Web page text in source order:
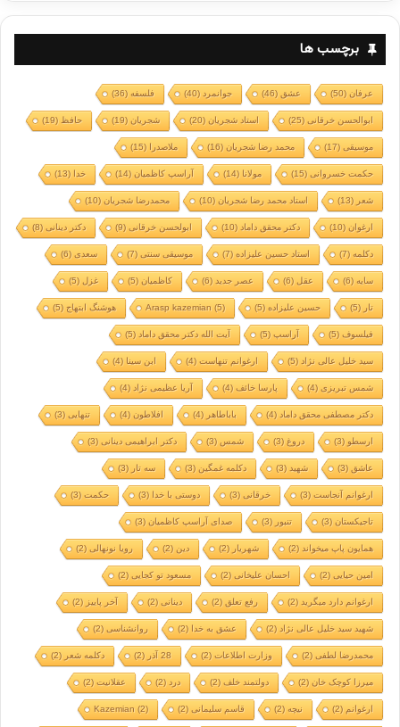
برچسب ها
عرفان(50) عشق(46) جوانمرد(40) فلسفه(36)
ابوالحسن خرقانی(25) استاد شجریان(20) شجریان(19) حافظ(19)
موسیقی(17) محمد رضا شجریان(16) ملاصدرا (15)
حکمت خسروانی(15) مولانا (14) آراسپ کاظمیان(14) خدا (13)
شعر (13) استاد محمد رضا شجریان(10) محمدرضا شجریان(10)
ارغوان(10) دکتر محقق داماد(10) ابولحسن خرقانی(9) دکتر دینانی(8)
دکلمه(7) استاد حسین علیزاده(7) موسیقی سنتی(7) سعدی(6)
سایه(6) عقل(6) عصر جدید(6) کاظمیان(5) غزل(5)
تار (5) حسین علیزاده(5)
Arasp kazemian (5) هوشنگ ابتهاج(5)
فیلسوف(5) آراسپ(5) آیت الله دکتر محقق داماد(5)
سید خلیل عالی نژاد(5) ارغوانم تنهاست(4) ابن سینا (4)
شمس تبریزی(4) پارسا خائف(4) آریا عظیمی نژاد(4)
دکتر مصطفی محقق داماد(4) باباطاهر (4) افلاطون(4) تنهایی(3)
ارسطو (3) دروغ(3) شمس(3) دکتر ابراهیمی دینانی(3)
عاشق(3) شهید(3) دکلمه غمگین(3) سه تار (3)
ارغوانم آنجاست(3) خرقانی(3) دوستی با خدا (3) حکمت(3)
تاجیکستان(3) تنبور (3) صدای آراسپ کاظمیان(3)
همایون پاپ میخواند(2) شهریار (2) دین(2) رویا نونهالی(2)
امین حیایی(2) احسان علیخانی(2) مسعود تو کجایی(2)
ارغوانم دارد میگرید(2) رفع تعلق(2) دینانی(2) آخر پاییز (2)
شهید سید خلیل عالی نژاد(2) عشق به خدا (2) روانشناسی(2)
محمدرضا لطفی(2) وزارت اطلاعات(2) 28 آذر (2) دکلمه شعر (2)
میرزا کوچک خان(2) دولتمند خلف(2) درد(2) عقلانیت(2)
ارغوانم (2) نیچه(2) قاسم سلیمانی(2)
Kazemian (2)